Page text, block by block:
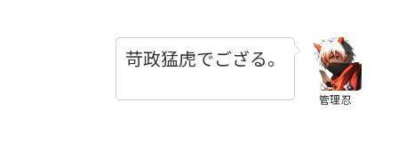
管理忍
苛政猛虎でござる。